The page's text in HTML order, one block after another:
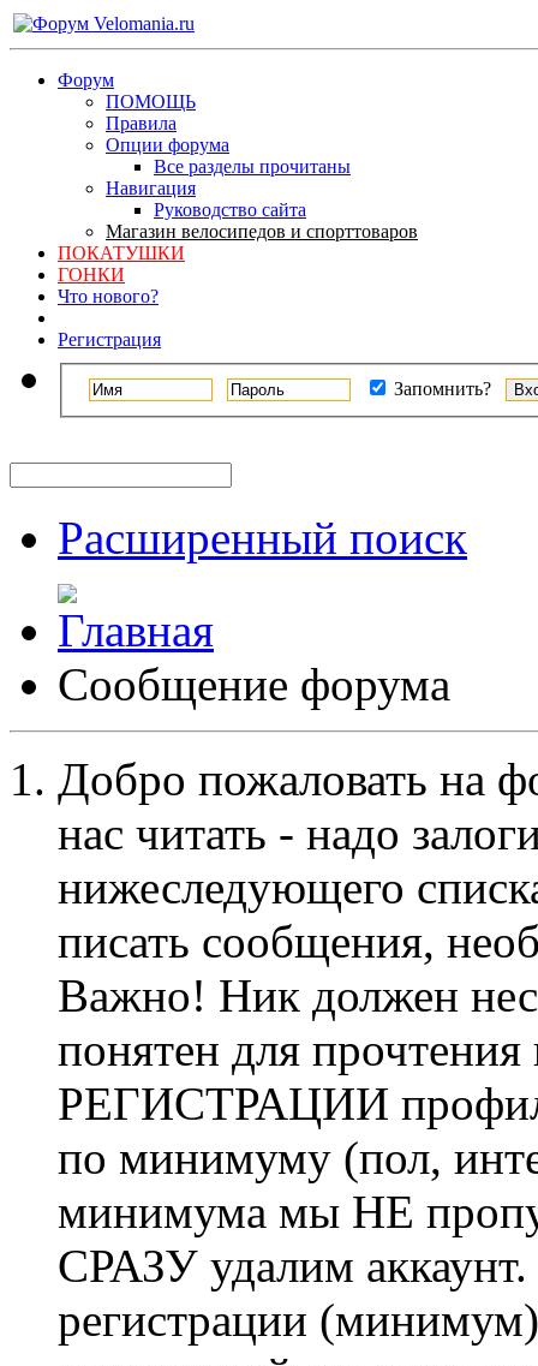
Форум
ПОМОЩЬ
Правила
Опции форума
Все разделы прочитаны
Навигация
Руководство сайта
Магазин велосипедов и спорттоваров
ПОКАТУШКИ
ГОНКИ
Что нового?
Регистрация
Запомнить?
Расширенный поиск
Сообщение форума
Добро пожаловать на
нас читать - надо
нижеследующего
писать сообщения,
Важно! Ник должен
понятен для
РЕГИСТРАЦИИ профиль
по минимуму (пол,
минимума мы НЕ
СРАЗУ удалим
регистрации